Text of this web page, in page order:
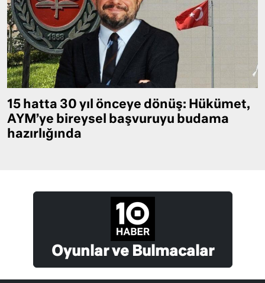
15 hatta 30 yıl önceye dönüş: Hükümet,
AYM’ye bireysel başvuruyu budama
hazırlığında
Oyunlar ve Bulmacalar